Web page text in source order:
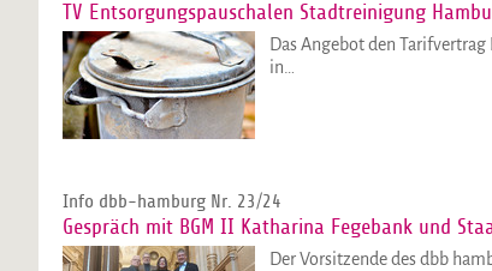
TV Entsorgungspauschalen Stadtreinigung
Das Angebot den
in…
Info dbb-hamburg Nr. 23/24
Gespräch mit BGM II Katharina Fegebank und
Der Vorsitzende des dbb